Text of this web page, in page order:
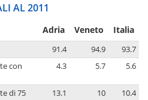
AL 2011
Adria Veneto Italia
91.4 94.9
93.7
con
4.3 5.7 5.6
di 75
13.1 10 10.4